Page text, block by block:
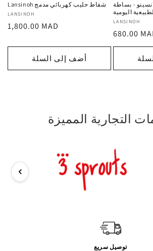
Lansinoh شفاط حليب كهربائي مدمج
المورد
:
LANSINOH
السعر
1,800.00 MAD
أضف إلى السلة
- بساطة
اليومية
المورد
:
LANSINOH
السعر
العادي
680.00
التجارية المميزة
توصيل سريع